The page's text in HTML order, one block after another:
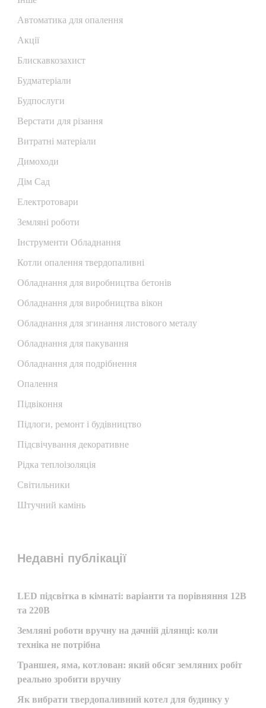
Автоматика для опалення
Акції
Блискавкозахист
Будматеріали
Будпослуги
Верстати для різання
Витратні матеріали
Димоходи
Дім Сад
Електротовари
Земляні роботи
Інструменти Обладнання
Котли опалення твердопаливні
Обладнання для виробництва бетонів
Обладнання для виробництва вікон
Обладнання для згинання листового металу
Обладнання для пакування
Обладнання для подрібнення
Опалення
Підвіконня
Підлоги, ремонт і будівництво
Підсвічування декоративне
Рідка теплоізоляція
Світильники
Штучний камінь
Недавні публікації
LED підсвітка в кімнаті: варіанти та порівняння 12В
та 220В
Земляні роботи вручну на дачній ділянці: коли
техніка не потрібна
Траншея, яма, котлован: який обсяг земляних робіт
реально зробити вручну
Як вибрати твердопаливний котел для будинку у